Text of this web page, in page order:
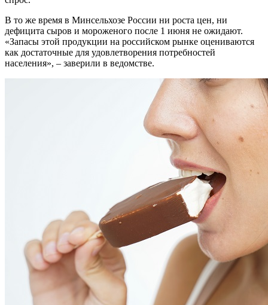
В то же время в Минсельхозе Рос­сии ни роста цен, ни
дефицита сыров и мороженого после 1 июня не ожида­ют.
«Запасы этой продукции на россий­ском рынке оцениваются
как достаточ­ные для удовлетворения потребностей
населения», – заверили в ведомстве.